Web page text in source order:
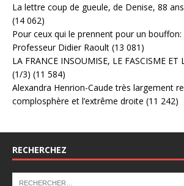
La lettre coup de gueule, de Denise, 88
(14 062)
Pour ceux qui le prennent pour un bouffon:
Professeur Didier Raoult (13 081)
LA FRANCE INSOUMISE, LE FASCISME ET
(1/3) (11 584)
Alexandra Henrion-Caude très largement
complosphère et l’extrême droite (11 242)
RECHERCHEZ